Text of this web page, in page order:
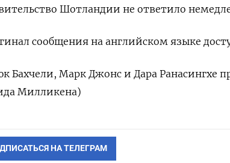
Шотландии не ответило
сообщения ​на ⁠английском языке
‌Бахчели, Марк Джонс ‌и Дара Ранасингхе
Милликена)
НА ТЕЛЕГРАМ